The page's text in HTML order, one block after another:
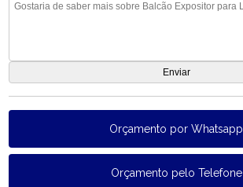
Orçamento por Whatsapp
Orçamento pelo Telefone